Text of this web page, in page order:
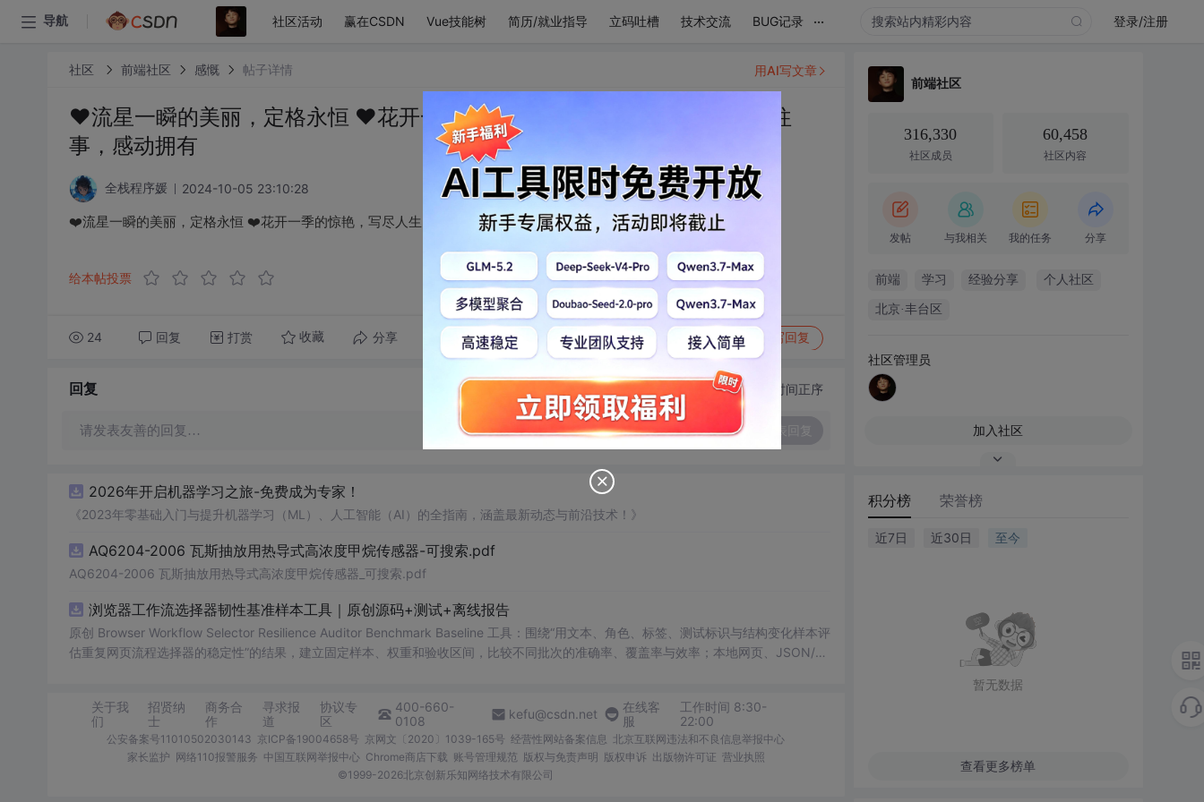
导航 社区活动 赢在CSDN Vue技能树 简历/就业指导 立码吐槽 技术交流 BUG记录 ... 登录/注册
社区 前端社区 感慨 帖子详情
❤️流星一瞬的美丽，定格永恒 ❤️花开一季的惊艳，写尽人生 ❤️回忆一段段往
事，感动拥有
全栈程序媛 2024-10-05 23:10:28
❤️流星一瞬的美丽，定格永恒 ❤️花开一季的惊艳，写尽人生 ❤️回忆一段段往事，感动拥有
给本帖投票
24 回复 打赏 收藏 分享 转发到动态 举报 写回复
用AI写文章
回复 切换为时间正序
请发表友善的回复…
2026年开启机器学习之旅-免费成为专家！
《2023年零基础入门与提升机器学习（ML）、人工智能（AI）的全指南，涵盖最新动态与前沿技术！》
AQ6204-2006 瓦斯抽放用热导式高浓度甲烷传感器-可搜索.pdf
AQ6204-2006 瓦斯抽放用热导式高浓度甲烷传感器_可搜索.pdf
浏览器工作流选择器韧性基准样本工具｜原创源码+测试+离线报告
原创 Browser Workflow Selector Resilience Auditor Benchmark Baseline 工具：围绕“用文本、角色、标签、测试标识与结构变化样本评
估重复网页流程选择器的稳定性”的结果，建立固定样本、权重和验收区间，比较不同批次的准确率、覆盖率与效率；本地网页、JSON/H
第三方运行依赖。
关于我
们
招贤纳
士
商务合
作
寻求报
道
协议专
区
400-660-
0108
kefu@csdn.net
在线客
服
工作时间 8:30-
22:00
公安备案号11010502030143 京ICP备19004658号 京网文〔2020〕1039-165号 经营性网站备案信息 北京互联网违法和不良信息举报中心
家长监护 网络110报警服务 中国互联网举报中心 Chrome商店下载 账号管理规范 版权与免责声明 版权申诉 出版物许可证 营业执照
©1999-2026北京创新乐知网络技术有限公司
前端社区
316,330
社区成员
60,458
社区内容
发帖 与我相关 我的任务 分享
前端 学习 经验分享 个人社区
北京·丰台区
社区管理员
加入社区
积分榜 荣誉榜
近7日 近30日 至今
暂无数据
查看更多榜单